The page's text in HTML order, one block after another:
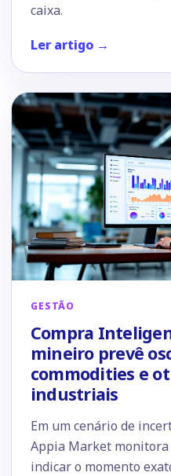
caixa.
Ler artigo →
GESTÃO
Compra
mineiro prevê
commodities e
industriais
Em um cenário de
Appia Market
indicar o momento